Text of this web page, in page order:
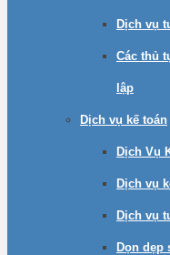
Dịch vụ
Các thủ
lập
Dịch vụ kế toán
Dịch Vụ
Dịch vụ
Dịch vụ
Dọn dẹp